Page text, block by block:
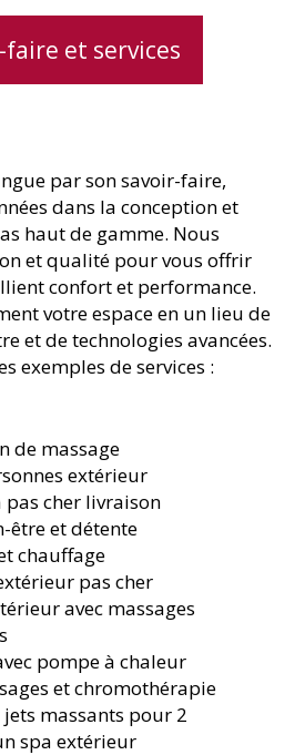
faire et services
par son savoir-faire,
dans la conception et
haut de gamme. Nous
et qualité pour vous offrir
confort et performance.
votre espace en un lieu de
et de technologies avancées.
exemples de services :
de massage
extérieur
pas cher livraison
être et détente
chauffage
pas cher
avec massages
pompe à chaleur
et chromothérapie
massants pour 2
spa extérieur